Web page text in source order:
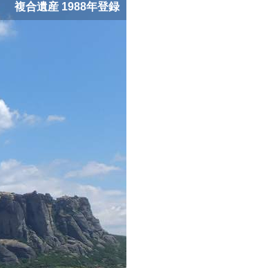
複合遺産 1988年登録